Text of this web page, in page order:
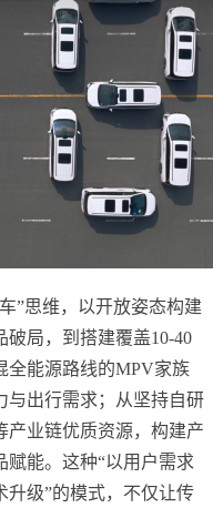
”思维，以开放姿态构建
局，到搭建覆盖10-40
全能源路线的MPV家族
与出行需求；从坚持自研
产业链优质资源，构建产
赋能。这种“以用户需求
升级”的模式，不仅让传